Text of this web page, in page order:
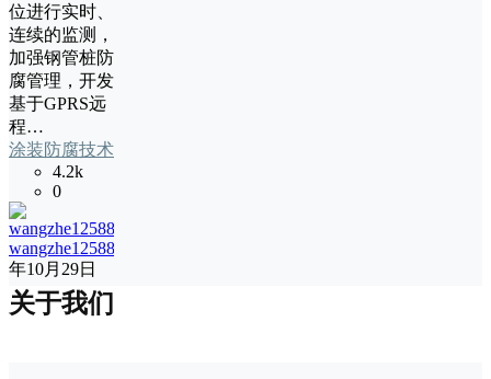
位进行实时、
连续的监测，
加强钢管桩防
腐管理，开发
基于GPRS远
程…
涂装防腐技术
4.2k
0
wangzhe12588
年10月29日
关于我们